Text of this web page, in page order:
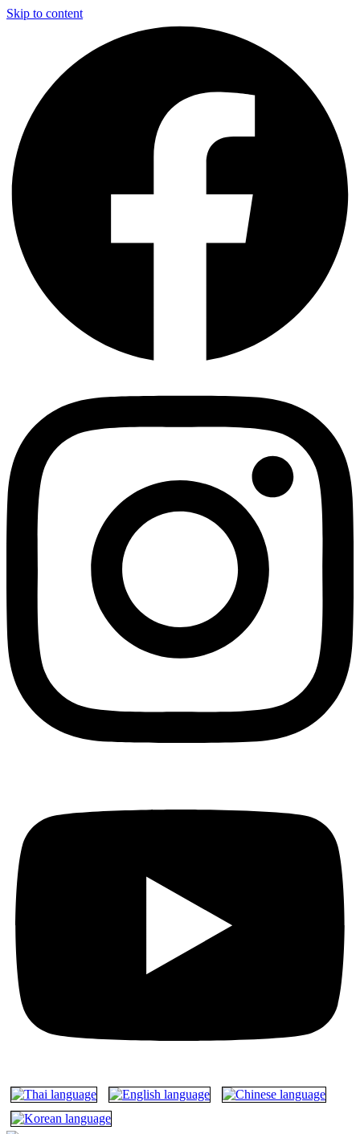
Skip to content